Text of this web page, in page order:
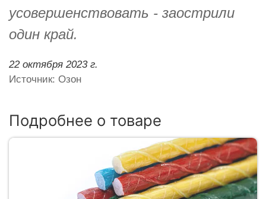
усовершенствовать - заострили
один край.
22 октября 2023 г.
Источник: Озон
Подробнее о товаре